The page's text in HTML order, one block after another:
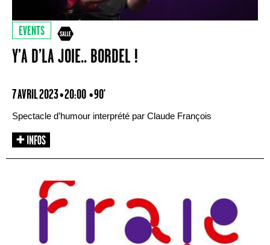
EVENTS
Y’A D’LA JOIE.. BORDEL !
7 AVRIL 2023 • 20:00 • 90'
Spectacle d’humour interprété par Claude François